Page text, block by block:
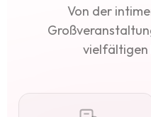
Von der
vielfältigen